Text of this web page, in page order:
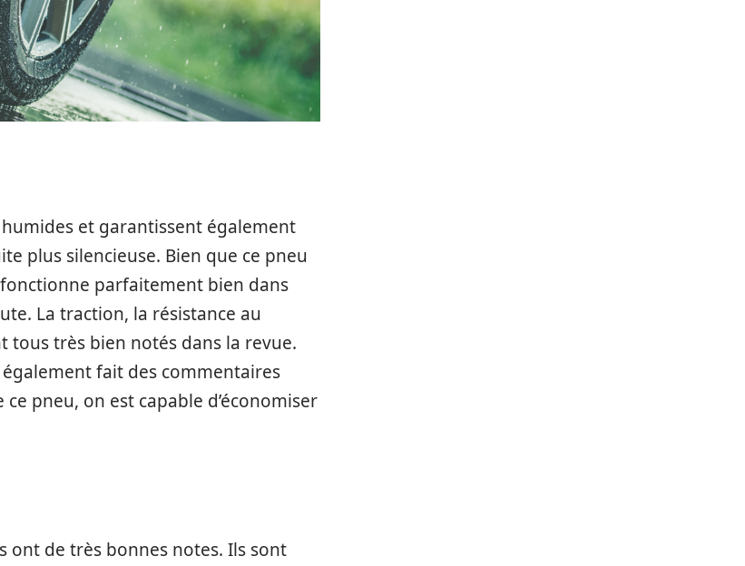
et garantissent également
plus silencieuse. Bien que ce pneu
parfaitement bien dans
La traction, la résistance au
très bien notés dans la revue.
fait des commentaires
pneu, on est capable d’économiser
ont de très bonnes notes. Ils sont